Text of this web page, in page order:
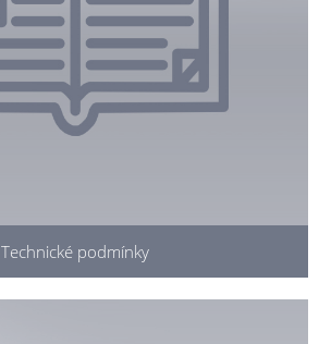
Technické podmínky